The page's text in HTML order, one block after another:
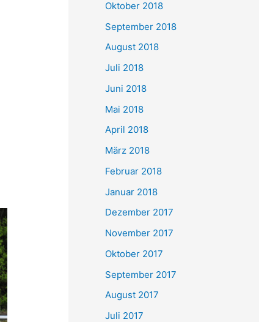
Oktober 2018
September 2018
August 2018
Juli 2018
Juni 2018
Mai 2018
April 2018
März 2018
Februar 2018
Januar 2018
Dezember 2017
November 2017
Oktober 2017
September 2017
August 2017
Juli 2017